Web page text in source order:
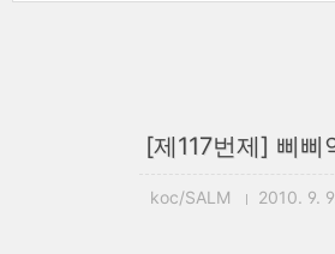
[제117번제] 삐삐
koc/SALM 2010. 9.